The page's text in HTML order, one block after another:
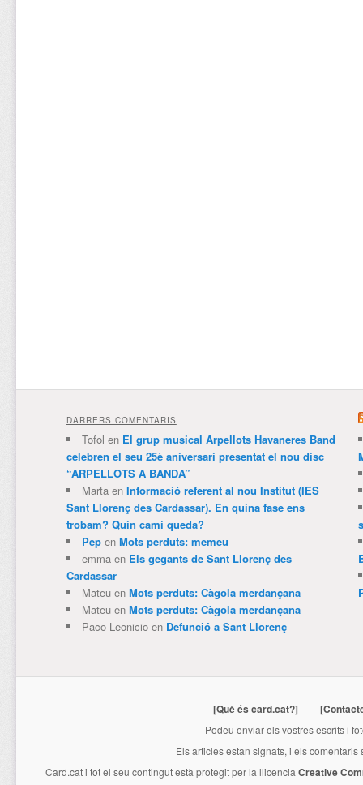
DARRERS COMENTARIS
Tofol en El grup musical Arpellots Havaneres Band
celebren el seu 25è aniversari presentat el nou disc
“ARPELLOTS A BANDA”
Martaen Informació referent al nou Institut (IES
Sant Llorenç des Cardassar). En quina fase ens
trobam? Quin camí queda?
Pepen Mots perduts: memeu
emmaen Els gegants de Sant Llorenç des
Cardassar
Mateuen Mots perduts: Càgola merdançana
Mateuen Mots perduts: Càgola merdançana
Paco Leonicioen Defunció a Sant Llorenç
[Què és card.cat?]
Podeu enviar els vostres escrits i
Els articles estan signats, i els
Card.cati tot el seu contingut està protegit per la llicencia Creative